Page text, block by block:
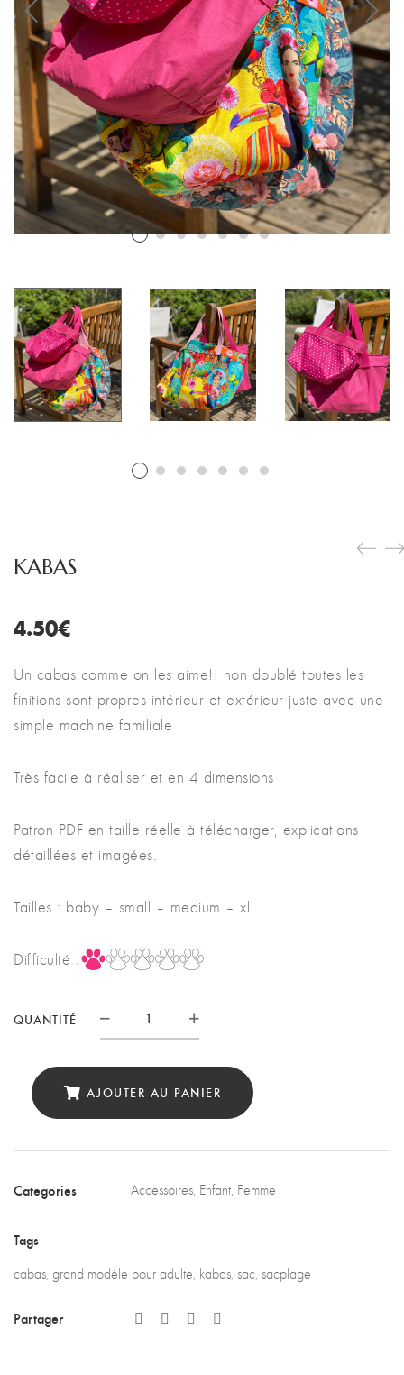
KABAS
4.50€
Un cabas comme on les aime!! non doublé toutes les
finitions sont propres intérieur et extérieur juste avec une
simple machine familiale
Très facile à réaliser et en 4 dimensions
Patron PDF en taille réelle à télécharger, explications
détaillées et imagées.
Tailles : baby – small – medium – xl
Difficulté :
QUANTITÉ Quantité
AJOUTER AU PANIER
Categories Accessoires Enfant Femme
Tags
cabas, grand modèle pour adulte, kabas, sac, sacplage
Partager